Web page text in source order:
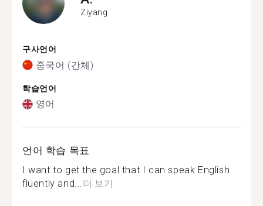
Ziyang
구사언어
중국어 (간체)
학습언어
영어
언어 학습 목표
I want to get the goal that I can speak English
fluently and...더 보기